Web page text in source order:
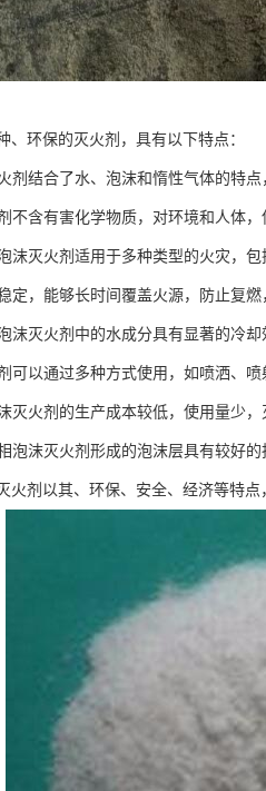
、环保的灭火剂，具有以下特点：
剂结合了水、泡沫和惰性气体的特
不含有害化学物质，对环境和人体
沫灭火剂适用于多种类型的火灾，
定，能够长时间覆盖火源，防止复燃
沫灭火剂中的水成分具有显著的冷
可以通过多种方式使用，如喷洒、喷
灭火剂的生产成本较低，使用量少，
泡沫灭火剂形成的泡沫层具有较好
火剂以其、环保、安全、经济等特点